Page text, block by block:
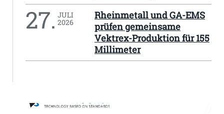
27. JULI
2026
Rheinmetall und GA-EMS
prüfen gemeinsame
Vektrex-Produktion für 155
Millimeter